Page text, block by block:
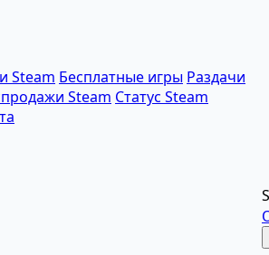
Steam Бесплатные игры Раздачи
Steam Статус Steam